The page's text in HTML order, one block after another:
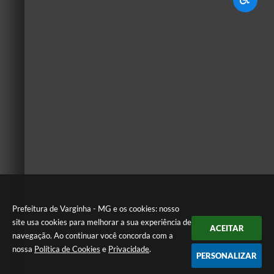
Prefeitura de Varginha - MG e os cookies: nosso
site usa cookies para melhorar a sua experiência de
navegação. Ao continuar você concorda com a
nossa Política de Cookies e Privacidade.
ACEITAR
PERSONALIZAR